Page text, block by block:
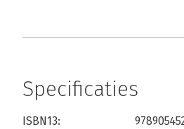
Specificaties
ISBN13: